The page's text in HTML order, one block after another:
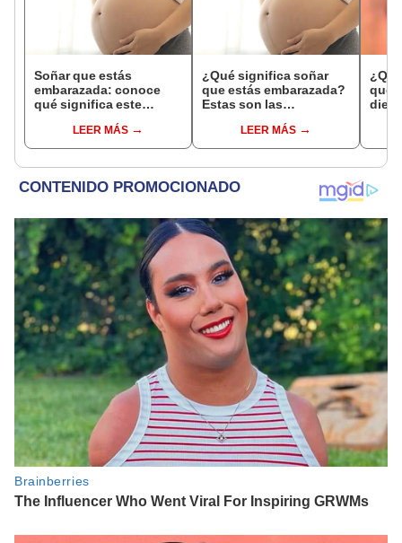
Soñar que estás
embarazada: conoce
qué significa este
LEER MÁS
¿Qué significa soñar
que estás embarazada?
Estas son las
comunesLEER MÁS
que